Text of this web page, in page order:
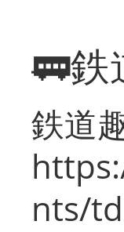
🚃鉄
鉄道
nts/